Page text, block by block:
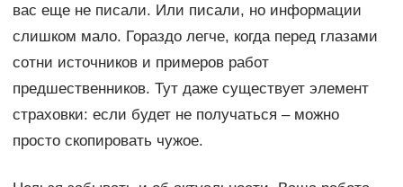
вас еще не писали. Или писали, но информации
слишком мало. Гораздо легче, когда перед глазами
сотни источников и примеров работ
предшественников. Тут даже существует элемент
страховки: если будет не получаться – можно
просто скопировать чужое.